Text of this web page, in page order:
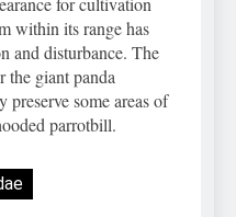
within its range has
and disturbance. The
the giant panda
preserve some areas of
parrotbill.